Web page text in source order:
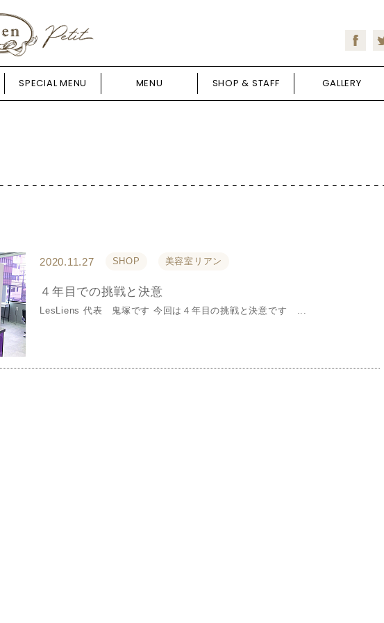
SPECIAL MENU MENU SHOP & STAFF GALLERY
2020.11.27 SHOP 美容室リアン
４年目での挑戦と決意
LesLiens 代表 鬼塚です 今回は４年目の挑戦と決意です ...